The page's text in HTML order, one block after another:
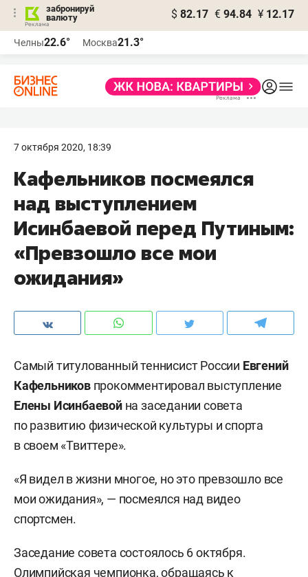
забронируй
валюту
$ 82.17 € 94.84 ¥ 12.17
Челны22.6° Москва21.3°
7 октября 2020, 18:39
Кафельников посмеялся
над выступлением
Исинбаевой перед Путиным:
«Превзошло все мои
ожидания»
Самый титулованный теннисист России Евгений
Кафельниковпрокомментировал выступление
Елены Исинбаевойна заседании совета
по развитию физической культуры и спорта
в своем «Твиттере».
«Я видел в жизни многое, но это превзошло все
мои ожидания», — посмеялся над видео
спортсмен.
Заседание совета состоялось 6 октября.
Олимпийская чемпионка, обращаясь к